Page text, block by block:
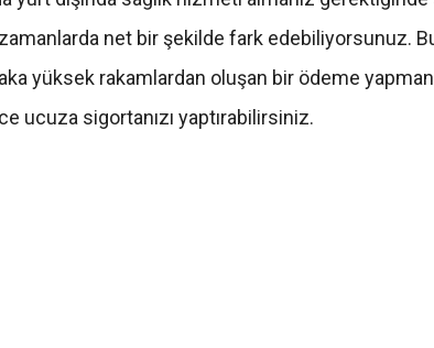
net bir şekilde fark edebiliyorsunuz.
yüksek rakamlardan oluşan bir ödeme
ucuza sigortanızı yaptırabilirsiniz.